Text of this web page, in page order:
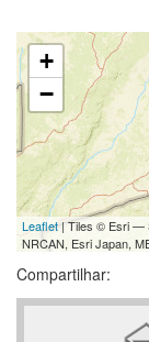
+
−
Leaflet| Tiles © Esri —
NRCAN, Esri Japan,
Compartilhar: